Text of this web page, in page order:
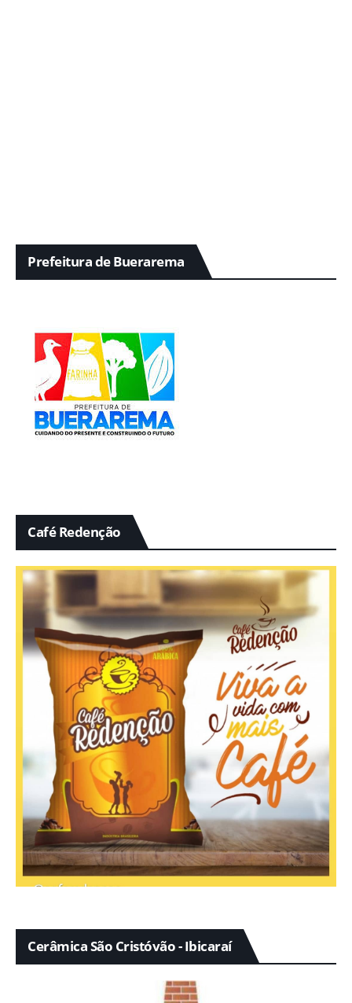
Prefeitura de Buerarema
Café Redenção
Cerâmica São Cristóvão - Ibicaraí